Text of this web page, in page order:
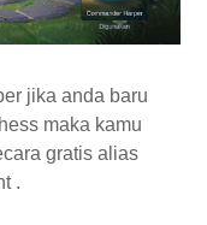
jika anda baru
maka kamu
gratis alias
.